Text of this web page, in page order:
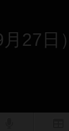
27日）